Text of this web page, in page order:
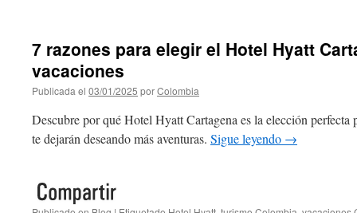
7 razones para elegir el Hotel Hyatt
vacaciones
Publicada el 03/01/2025 porColombia
Descubre por qué Hotel Hyatt Cartagena es la elección perfecta
te dejarán deseando más aventuras. Sigue leyendo →